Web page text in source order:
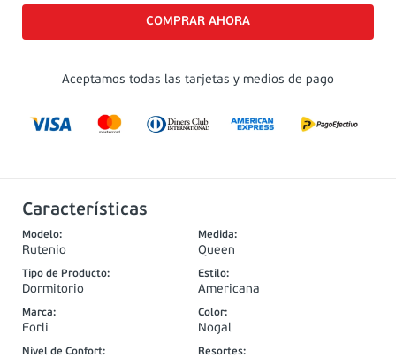
Aceptamos todas las tarjetas y medios de pago
Características
Modelo:
Rutenio
Medida:
Queen
Tipo de Producto:
Dormitorio
Estilo:
Americana
Marca:
Forli
Color:
Nogal
Nivel de Confort: Resortes: